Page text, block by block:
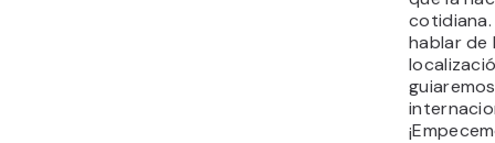
cotidiana.
hablar de